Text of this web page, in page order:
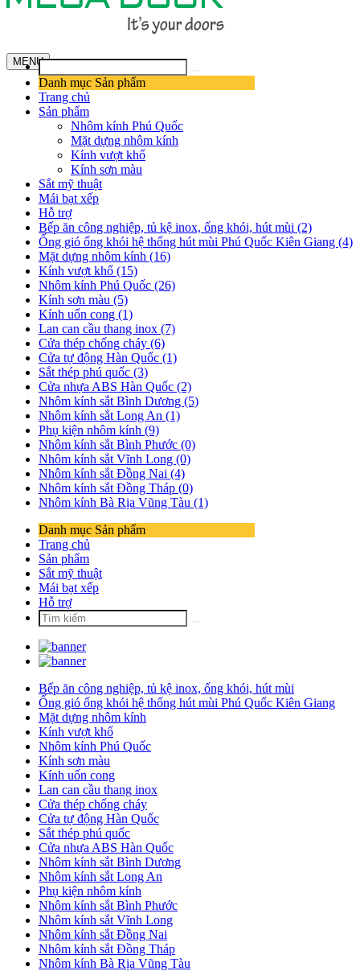
MENU
Danh mục Sản phẩm
Trang chủ
Sản phẩm
Nhôm kính Phú Quốc
Mặt dựng nhôm kính
Kính vượt khổ
Kính sơn màu
Sắt mỹ thuật
Mái bạt xếp
Hỗ trợ
Bếp ăn công nghiệp, tủ kệ inox, ống khói, hút mùi (2)
Ống gió ống khói hệ thống hút mùi Phú Quốc Kiên Giang (4)
Mặt dựng nhôm kính (16)
Kính vượt khổ (15)
Nhôm kính Phú Quốc (26)
Kính sơn màu (5)
Kính uốn cong (1)
Lan can cầu thang inox (7)
Cửa thép chống cháy (6)
Cửa tự động Hàn Quốc (1)
Sắt thép phú quốc (3)
Cửa nhựa ABS Hàn Quốc (2)
Nhôm kính sắt Bình Dương (5)
Nhôm kính sắt Long An (1)
Phụ kiện nhôm kính (9)
Nhôm kính sắt Bình Phước (0)
Nhôm kính sắt Vĩnh Long (0)
Nhôm kính sắt Đồng Nai (4)
Nhôm kính sắt Đồng Tháp (0)
Nhôm kính Bà Rịa Vũng Tàu (1)
Danh mục Sản phẩm
Trang chủ
Sản phẩm
Sắt mỹ thuật
Mái bạt xếp
Hỗ trợ
Bếp ăn công nghiệp, tủ kệ inox, ống khói, hút mùi
Ống gió ống khói hệ thống hút mùi Phú Quốc Kiên Giang
Mặt dựng nhôm kính
Kính vượt khổ
Nhôm kính Phú Quốc
Kính sơn màu
Kính uốn cong
Lan can cầu thang inox
Cửa thép chống cháy
Cửa tự động Hàn Quốc
Sắt thép phú quốc
Cửa nhựa ABS Hàn Quốc
Nhôm kính sắt Bình Dương
Nhôm kính sắt Long An
Phụ kiện nhôm kính
Nhôm kính sắt Bình Phước
Nhôm kính sắt Vĩnh Long
Nhôm kính sắt Đồng Nai
Nhôm kính sắt Đồng Tháp
Nhôm kính Bà Rịa Vũng Tàu